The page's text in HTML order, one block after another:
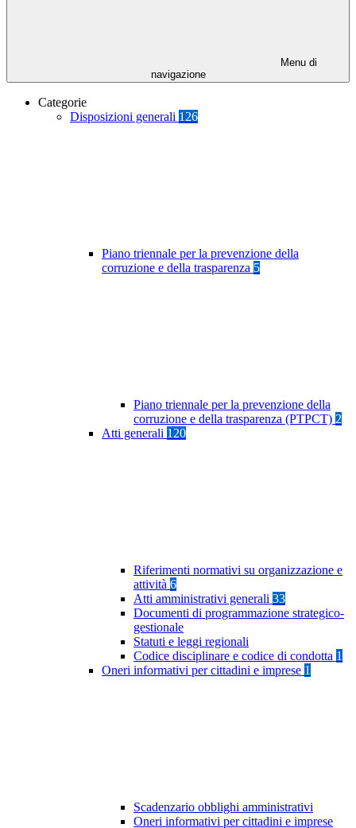
Menu di
navigazione
Categorie
Disposizioni generali 126
Piano triennale per la prevenzione della
corruzione e della trasparenza 5
Piano triennale per la prevenzione della
corruzione e della trasparenza (PTPCT) 2
Atti generali 120
Riferimenti normativi su organizzazione e
attività 6
Atti amministrativi generali 33
Documenti di programmazione strategico-
gestionale
Statuti e leggi regionali
Codice disciplinare e codice di condotta 1
Oneri informativi per cittadini e imprese 1
Scadenzario obblighi amministrativi
Oneri informativi per cittadini e imprese